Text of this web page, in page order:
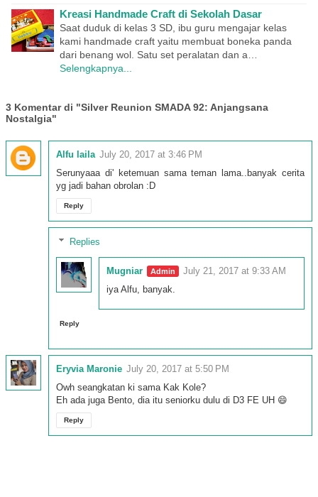
Kreasi Handmade Craft di Sekolah Dasar
Saat duduk di kelas 3 SD, ibu guru mengajar kelas
kami handmade craft yaitu membuat boneka panda
dari benang wol. Satu set peralatan dan a…
Selengkapnya...
3 Komentar di "Silver Reunion SMADA 92: Anjangsana
Nostalgia"
Alfu laila July 20, 2017 at 3:46 PM
Serunyaaa di' ketemuan sama teman lama..banyak cerita
yg jadi bahan obrolan :D
Reply
Replies
Mugniar
July 21, 2017 at 9:33 AM
iya Alfu, banyak.
Reply
Eryvia Maronie July 20, 2017 at 5:50 PM
Owh seangkatan ki sama Kak Kole?
Eh ada juga Bento, dia itu seniorku dulu di D3 FE UH 😄
Reply